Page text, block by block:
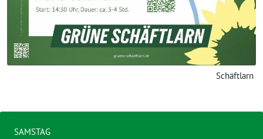
Schäftlarn
SAMSTAG